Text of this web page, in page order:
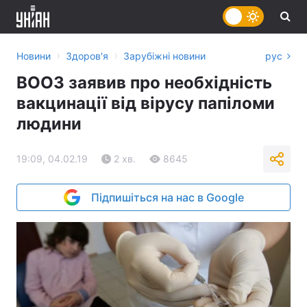
Новини › Здоров'я › Зарубіжні новини рус
ВООЗ заявив про необхідність
вакцинації від вірусу папіломи
людини
19:09, 04.02.19 2 хв. 8645
Підпишіться на нас в Google